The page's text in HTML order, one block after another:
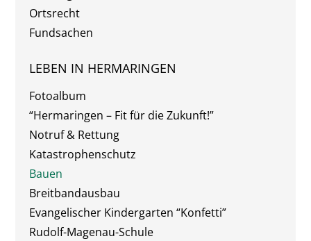
Ortsrecht
Fundsachen
LEBEN IN HERMARINGEN
Fotoalbum
“Hermaringen – Fit für die Zukunft!”
Notruf & Rettung
Katastrophenschutz
Bauen
Breitbandausbau
Evangelischer Kindergarten “Konfetti”
Rudolf-Magenau-Schule